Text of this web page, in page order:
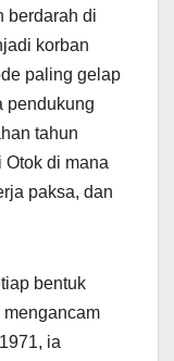
berdarah di
korban
paling gelap
pendukung
tahun
Otok di mana
paksa, dan
bentuk
ia